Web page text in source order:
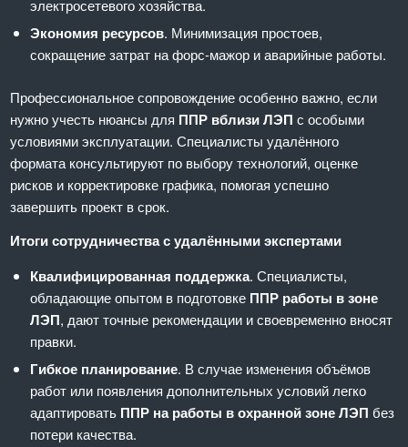
электросетевого хозяйства.
Экономия ресурсов. Минимизация простоев,
сокращение затрат на форс-мажор и аварийные работы.
Профессиональное сопровождение особенно важно, если
нужно учесть нюансы для ППР вблизи ЛЭП с особыми
условиями эксплуатации. Специалисты удалённого
формата консультируют по выбору технологий, оценке
рисков и корректировке графика, помогая успешно
завершить проект в срок.
Итоги сотрудничества с удалёнными экспертами
Квалифицированная поддержка. Специалисты,
обладающие опытом в подготовке ППР работы в зоне
ЛЭП, дают точные рекомендации и своевременно вносят
правки.
Гибкое планирование. В случае изменения объёмов
работ или появления дополнительных условий легко
адаптировать ППР на работы в охранной зоне ЛЭП без
потери качества.